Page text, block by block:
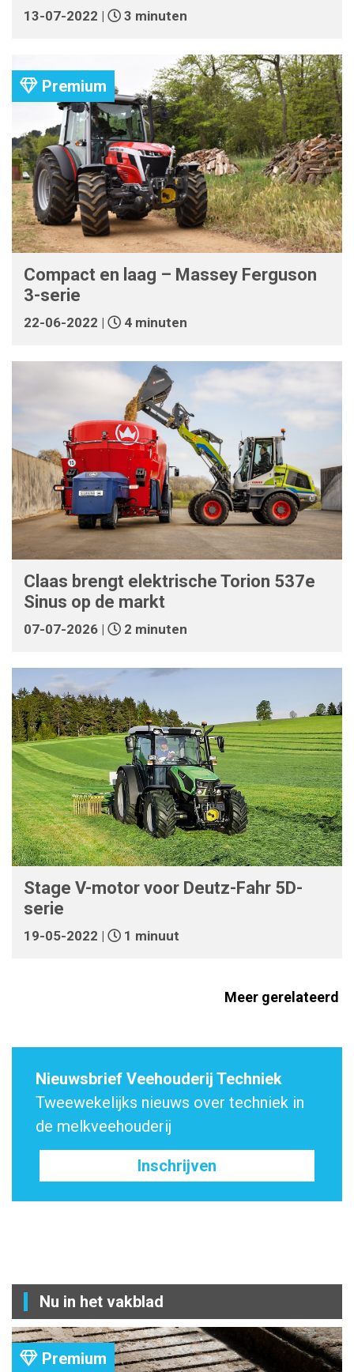
13-07-2022 | 3 minuten
Premium
Compact en laag – Massey Ferguson
3-serie
22-06-2022 | 4 minuten
Claas brengt elektrische Torion 537e
Sinus op de markt
07-07-2026 | 2 minuten
Stage V-motor voor Deutz-Fahr 5D-
serie
19-05-2022 | 1 minuut
Meer gerelateerd
Nieuwsbrief Veehouderij Techniek
Tweewekelijks nieuws over techniek in
de melkveehouderij
Inschrijven
Nu in het vakblad
Premium